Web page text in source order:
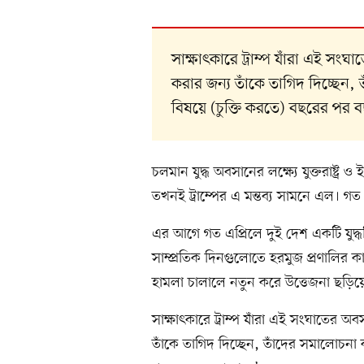
সাক্ষাৎকারে ট্রাম্প যাঁরা এই
করার জন্য তাঁকে তাগিদ
বিষয়ে (চুক্তি করতে) বছরের পর
চলমান যুদ্ধ অবসানের লক্ষ্যে যুক্তরাষ্ট্র
তখনই ট্রাম্পের এ মন্তব্য সামনে এল। গত
এর আগে গত এপ্রিলে দুই দেশ একটি
সাম্প্রতিক দিনগুলোতে হরমুজ প্রণালির
হামলা চালালে নতুন করে উত্তেজনা
সাক্ষাৎকারে ট্রাম্প যাঁরা এই সংঘাতের
তাঁকে তাগিদ দিচ্ছেন, তাঁদের